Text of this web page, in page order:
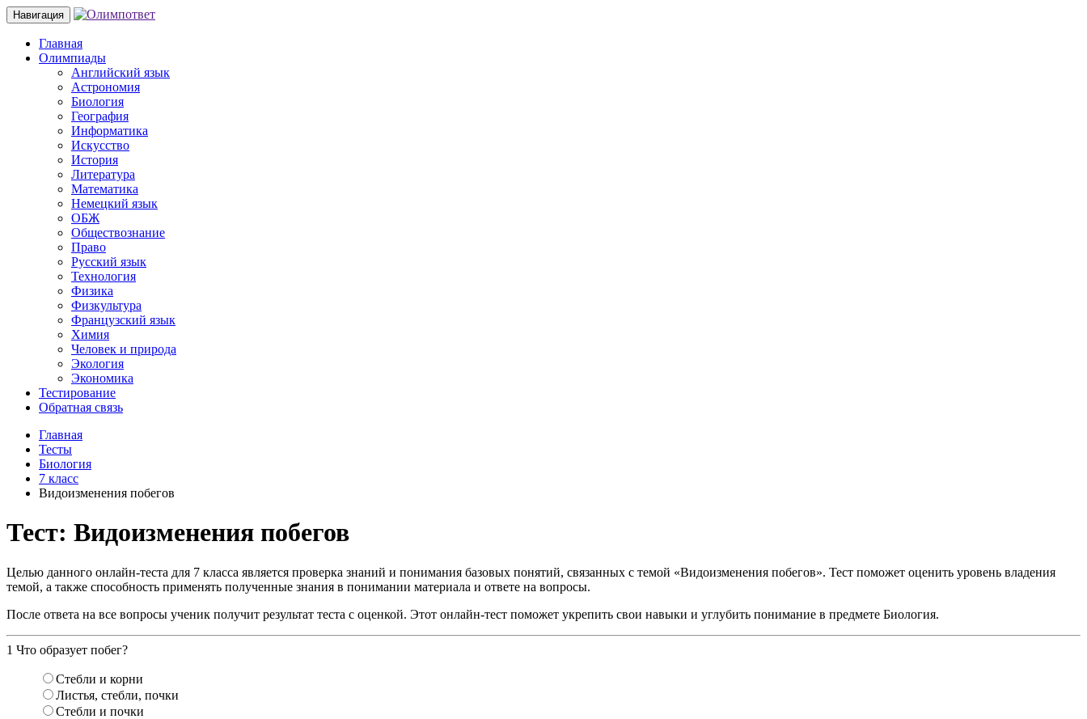
Навигация
Главная
Олимпиады
Английский язык
Астрономия
Биология
География
Информатика
Искусство
История
Литература
Математика
Немецкий язык
ОБЖ
Обществознание
Право
Русский язык
Технология
Физика
Физкультура
Французский язык
Химия
Человек и природа
Экология
Экономика
Тестирование
Обратная связь
Главная
Тесты
Биология
7 класс
Видоизменения побегов
Тест: Видоизменения побегов
Целью данного онлайн-теста для 7 класса является проверка знаний и понимания базовых понятий, связанных с темой «Видоизменения побегов». Тест поможет оценить уровень владения
темой, а также способность применять полученные знания в понимании материала и ответе на вопросы.
После ответа на все вопросы ученик получит результат теста с оценкой. Этот онлайн-тест поможет укрепить свои навыки и углубить понимание в предмете Биология.
1 Что образует побег?
Стебли и корни
Листья, стебли, почки
Стебли и почки